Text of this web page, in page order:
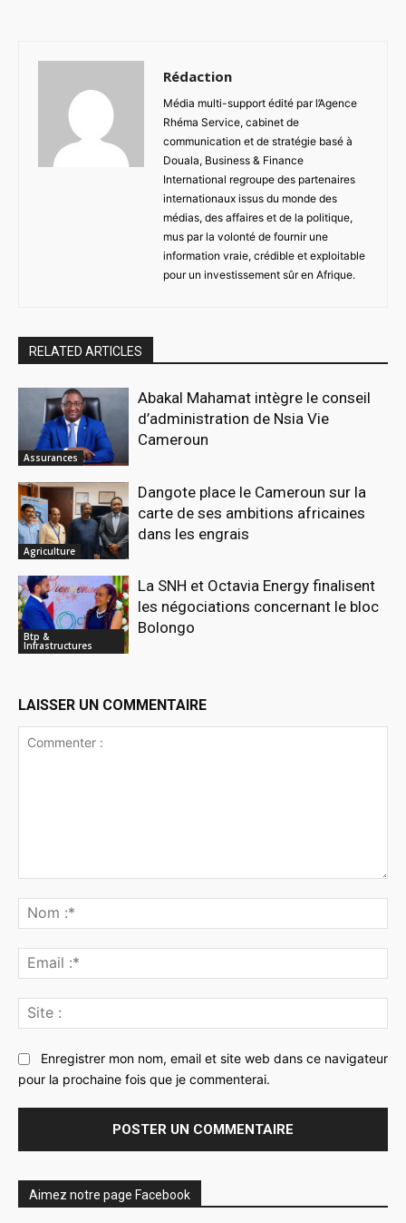
Rédaction
Média multi-support édité par l’Agence
Rhéma Service, cabinet de
communication et de stratégie basé à
Douala, Business & Finance
International regroupe des partenaires
internationaux issus du monde des
médias, des affaires et de la politique,
mus par la volonté de fournir une
information vraie, crédible et exploitable
pour un investissement sûr en Afrique.
RELATED ARTICLES
Assurances
Abakal Mahamat intègre le conseil
d’administration de Nsia Vie
Cameroun
Agriculture
Dangote place le Cameroun sur la
carte de ses ambitions africaines
dans les engrais
Btp &
Infrastructures
La SNH et Octavia Energy finalisent
les négociations concernant le bloc
Bolongo
LAISSER UN COMMENTAIRE
:*
:*
:
Enregistrer mon nom, email et site web dans ce navigateur
pour la prochaine fois que je commenterai.
Aimez notre page Facebook